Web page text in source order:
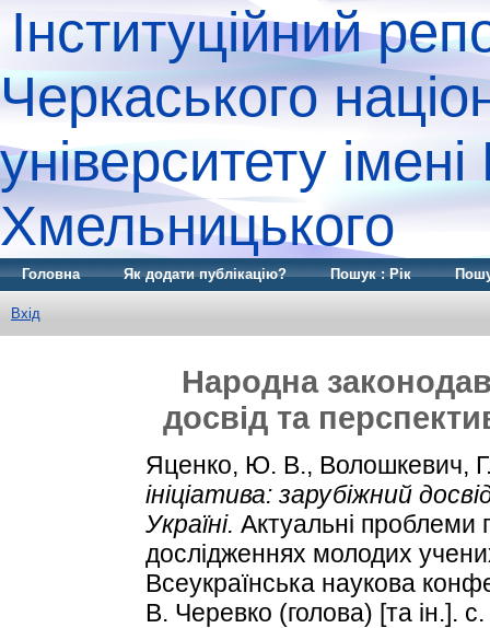
Інституційний
Черкаського
університету
Хмельницького
Головна Як додати публікацію? Пошук : Рік
Вхід
Народна
досвід та
Яценко, Ю. В., Волошкевич,
ініціатива: зарубіжний
Україні. Актуальні проблеми
дослідженнях молодих
Всеукраїнська наукова
В. Черевко (голова) [та ін.].